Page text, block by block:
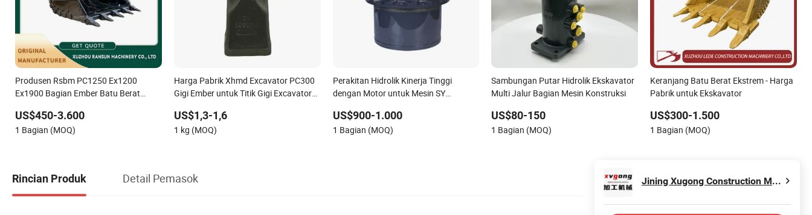
Produsen Rsbm PC1250 Ex1200
Ex1900 Bagian Ember Batu Berat
US$450-3.600
1 Bagian (MOQ)
Harga Pabrik Xhmd Excavator PC300
Gigi Ember untuk Titik Gigi Excavator
US$1,3-1,6
1 kg (MOQ)
Perakitan Hidrolik Kinerja Tinggi
dengan Motor untuk Mesin SY
US$900-1.000
1 Bagian (MOQ)
Sambungan Putar Hidrolik Ekskavator
Multi Jalur Bagian Mesin Konstruksi
US$80-150
1 Bagian (MOQ)
Keranjang Batu Berat Ekstrem - Harga
Pabrik untuk Ekskavator
US$300-1.500
1 Bagian (MOQ)
Rincian Produk Detail Pemasok Jining Xugong Construction Machinery Co., Ltd.